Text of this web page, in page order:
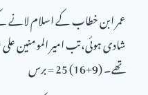
تھے۔ (9+16) 25 = برس